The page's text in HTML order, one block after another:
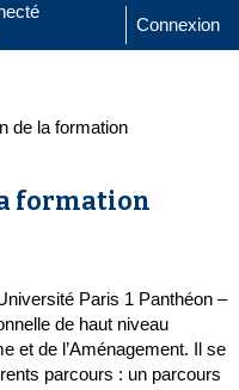
Connexion
de la formation
formation
Paris 1 Panthéon –
de haut niveau
et de l’Aménagement. Il se
parcours : un parcours